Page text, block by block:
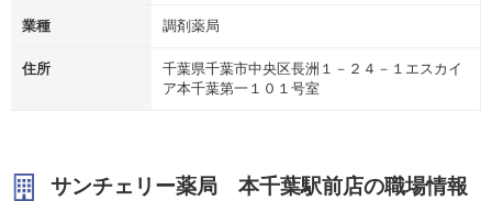
業種 調剤薬局
住所
千葉県千葉市中央区長洲１－２４－１エスカイ
ア本千葉第一１０１号室
サンチェリー薬局 本千葉駅前店の職場情報